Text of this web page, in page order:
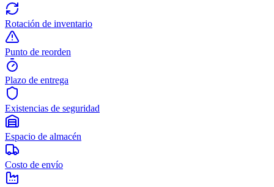
Rotación de inventario
Punto de reorden
Plazo de entrega
Existencias de seguridad
Espacio de almacén
Costo de envío